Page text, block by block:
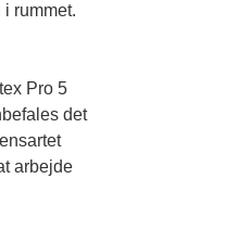
rummet.
Pro 5
det
arbejde